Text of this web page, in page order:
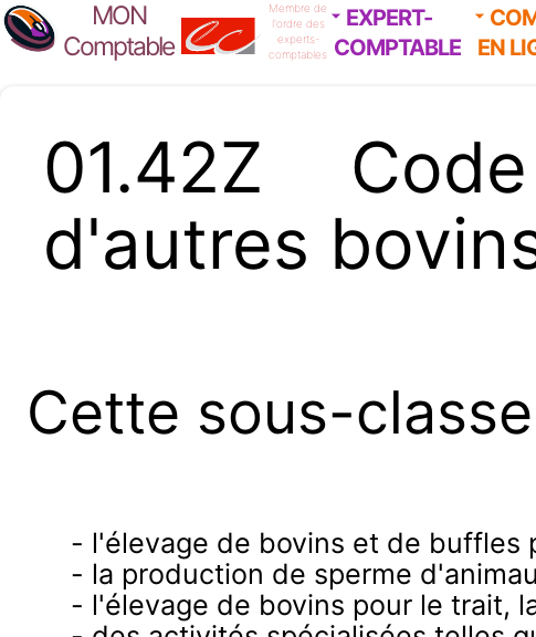
MON
Comptable
Membre de
l'ordre des
experts-
comptables
EXPERT-
COMPTABLE
EN
01.42Z
d'autres
Cette sous-
- l'élevage de bovins et de buffles
- la production de sperme
- l'élevage de bovins pour le trait,